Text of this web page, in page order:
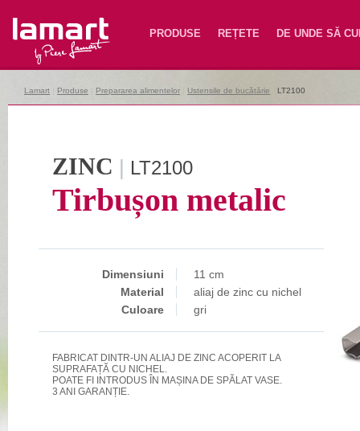
Lamart PRODUSE REȚETE DE UNDE SĂ
Lamart Produse Prepararea alimentelor Ustensile de bucătărie LT2100
ZINC | LT2100
Tirbușon metalic
Dimensiuni
11 cm
Material
aliaj de zinc cu nichel
Culoare
gri
FABRICAT DINTR-UN ALIAJ DE ZINC ACOPERIT LA
SUPRAFAȚĂ CU NICHEL.
POATE FI INTRODUS ÎN MAȘINA DE SPĂLAT VASE.
3 ANI GARANȚIE.